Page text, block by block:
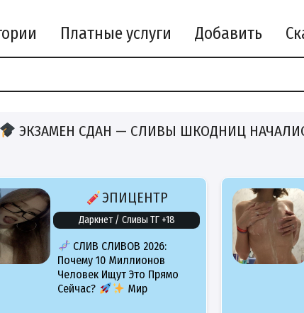
Платные услуги Добавить
ЭКЗАМЕН СДАН — СЛИВЫ ШКОДНИЦ
ЭПИЦЕНТР
Даркнет / Сливы ТГ +18
СЛИВ СЛИВОВ 2026:
Почему 10 Миллионов
Человек Ищут Это Прямо
Сейчас?
Мир